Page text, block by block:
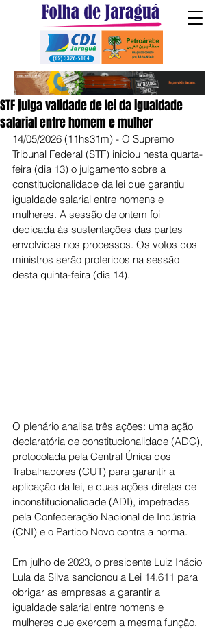
STF julga validade de lei da igualdade
salarial entre homem e mulher
14/05/2026 (11hs31m) - O Supremo
Tribunal Federal (STF) iniciou nesta quarta-
feira (dia 13) o julgamento sobre a
constitucionalidade da lei que garantiu
igualdade salarial entre homens e
mulheres. A sessão de ontem foi
dedicada às sustentações das partes
envolvidas nos processos. Os votos dos
ministros serão proferidos na sessão
desta quinta-feira (dia 14).
O plenário analisa três ações: uma ação
declaratória de constitucionalidade (ADC),
protocolada pela Central Única dos
Trabalhadores (CUT) para garantir a
aplicação da lei, e duas ações diretas de
inconstitucionalidade (ADI), impetradas
pela Confederação Nacional de Indústria
(CNI) e o Partido Novo contra a norma.
Em julho de 2023, o presidente Luiz Inácio
Lula da Silva sancionou a Lei 14.611 para
obrigar as empresas a garantir a
igualdade salarial entre homens e
mulheres que exercem a mesma função.